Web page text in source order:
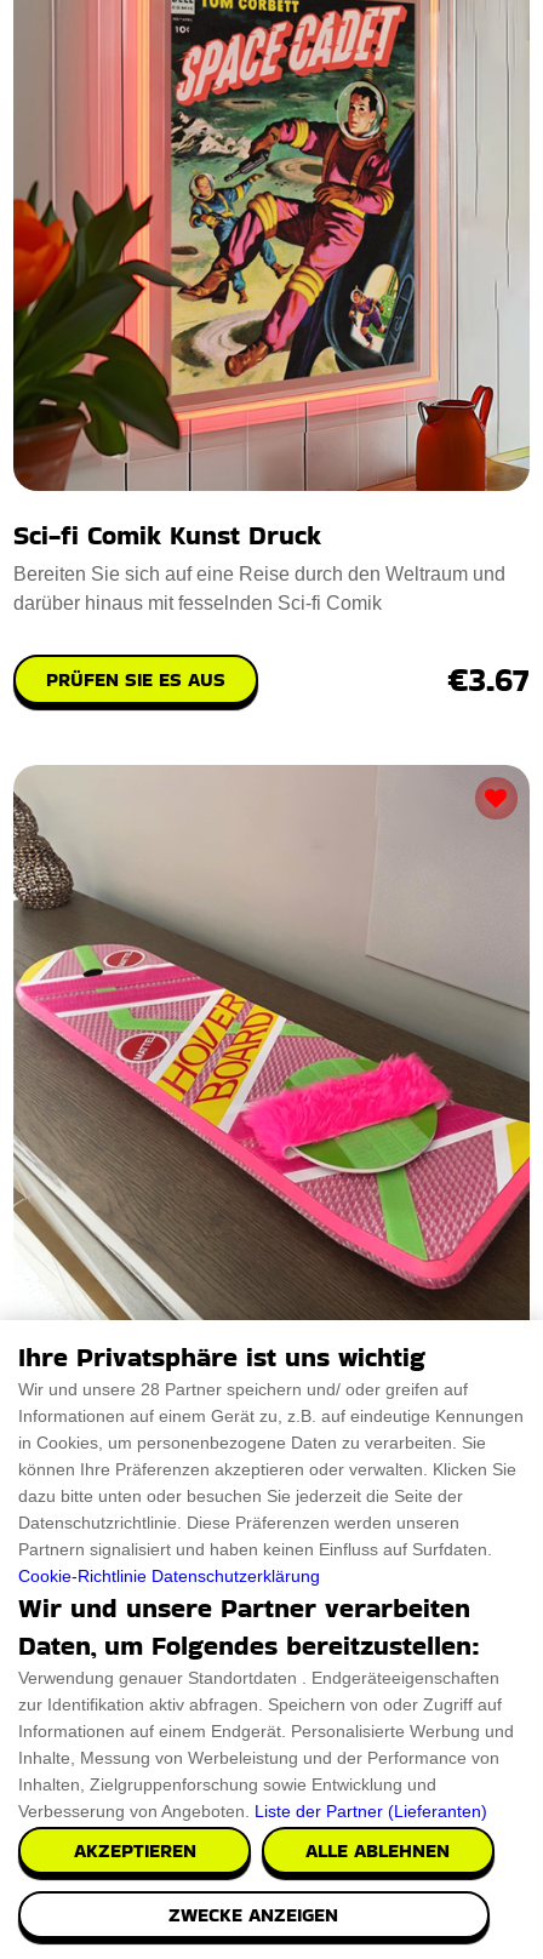
Sci-fi Comik Kunst Druck
Bereiten Sie sich auf eine Reise durch den Weltraum und
darüber hinaus mit fesselnden Sci-fi Comik
PRÜFEN SIE ES AUS €3.67
Zuruck in die Zukunft Hoverboard
Versetze dich zurück in die 80er Jahre mit dem Zurück in
die Zukunft Hoverboard, das sorgfältig i
PRÜFEN SIE ES AUS
Ihre Privatsphäre ist uns wichtig
Wir und unsere 28 Partner speichern und/ oder greifen auf
Informationen auf einem Gerät zu, z.B. auf eindeutige Kennungen
in Cookies, um personenbezogene Daten zu verarbeiten. Sie
können Ihre Präferenzen akzeptieren oder verwalten. Klicken Sie
dazu bitte unten oder besuchen Sie jederzeit die Seite der
Datenschutzrichtlinie. Diese Präferenzen werden unseren
Partnern signalisiert und haben keinen Einfluss auf Surfdaten.
Cookie-Richtlinie Datenschutzerklärung
Wir und unsere Partner verarbeiten
Daten, um Folgendes bereitzustellen:
Verwendung genauer Standortdaten . Endgeräteeigenschaften
zur Identifikation aktiv abfragen. Speichern von oder Zugriff auf
Informationen auf einem Endgerät. Personalisierte Werbung und
Inhalte, Messung von Werbeleistung und der Performance von
Inhalten, Zielgruppenforschung sowie Entwicklung und
Verbesserung von Angeboten. Liste der Partner (Lieferanten)
AKZEPTIEREN ALLE ABLEHNEN
ZWECKE ANZEIGEN